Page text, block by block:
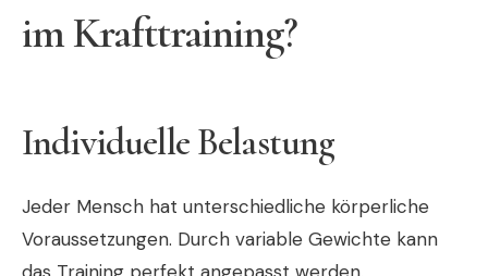
im Krafttraining?
Individuelle Belastung
Jeder Mensch hat unterschiedliche körperliche
Voraussetzungen. Durch variable Gewichte kann